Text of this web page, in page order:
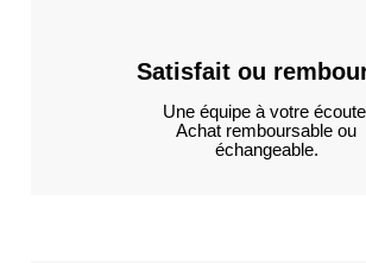
Satisfait ou
Une équipe à votre
Achat remboursable ou
échangeable.